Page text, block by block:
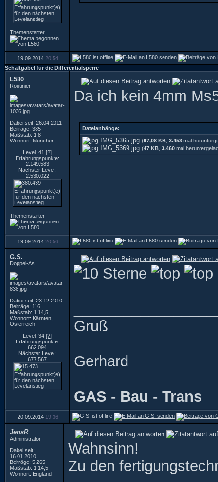
Themenstarter
19.09.2014 20:54
Schaltgabel für die Differentialsperre
L580
Routinier
Dabei seit: 26.04.2011
Beiträge: 385
Maßstab: 1:8
Wohnort: München
Level: 41 [?]
Erfahrungspunkte:
2.149.583
Nächster Level:
2.530.022
Themenstarter
Da ich kein 4mm
Dateianhänge:
IMG_5365.jpg (97,08 KB 3.453 mal
IMG_5369.jpg (47 KB 3.460 mal
19.09.2014 20:56
G.S.
Doppel-As
Dabei seit: 23.12.2010
Beiträge: 116
Maßstab: 1:14,5
Wohnort: Kärnten,
Österreich
Level: 34 [?]
Erfahrungspunkte:
662.094
Nächster Level:
677.567
Gruß
Gerhard
GAS - Bau - Trans
20.09.2014 19:36
JensR
Administrator
Dabei seit:
16.01.2010
Beiträge: 5.265
Maßstab: 1:14,5
Wohnort: England
Wahnsinn!
Zu den